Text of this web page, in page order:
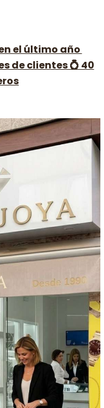
el último año
de clientes 💍 40